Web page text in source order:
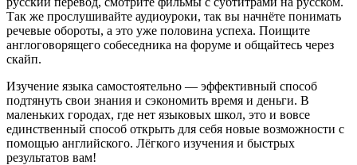
Так же прослушивайте аудиоуроки, так вы начнёте понимать
речевые обороты, а это уже половина успеха. Поищите
англоговорящего собеседника на форуме и общайтесь через
скайп.
Изучение языка самостоятельно — эффективный способ
подтянуть свои знания и сэкономить время и деньги. В
маленьких городах, где нет языковых школ, это и вовсе
единственный способ открыть для себя новые возможности с
помощью английского. Лёгкого изучения и быстрых
результатов вам!